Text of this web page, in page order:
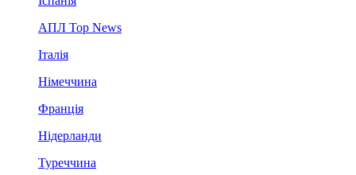
АПЛ Top News
Італія
Німеччина
Франція
Нідерланди
Туреччина